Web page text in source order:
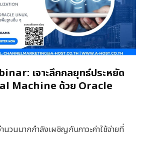
เจาะลึกกลยุทธ์ประหยัด
Machine ด้วย Oracle
วนมากกำลังเผชิญกับภาวะค่าใช้จ่ายที่